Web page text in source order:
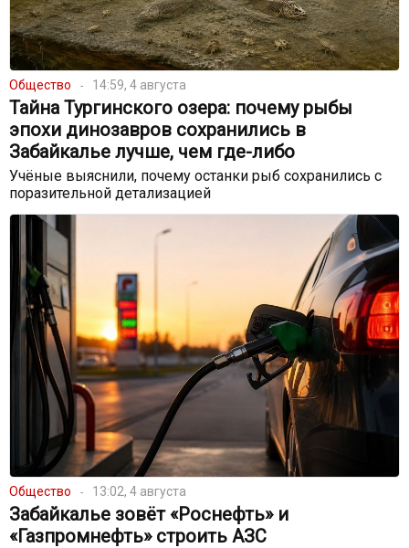
Общество 14:59, 4 августа
Тайна Тургинского озера: почему рыбы
эпохи динозавров сохранились в
Забайкалье лучше, чем где-либо
Учёные выяснили, почему останки рыб сохранились с
поразительной детализацией
Общество 13:02, 4 августа
Забайкалье зовёт «Роснефть» и
«Газпромнефть» строить АЗС